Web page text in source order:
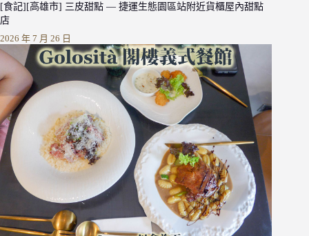
[食記][高雄市] 三皮甜點 — 捷運生態園區站附近貨櫃屋內甜點
店
2026 年 7 月 26 日